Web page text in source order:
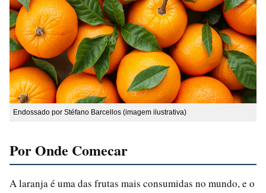
Endossado por Stéfano Barcellos (imagem ilustrativa)
Por Onde Comecar
A laranja é uma das frutas mais consumidas no mundo, e o